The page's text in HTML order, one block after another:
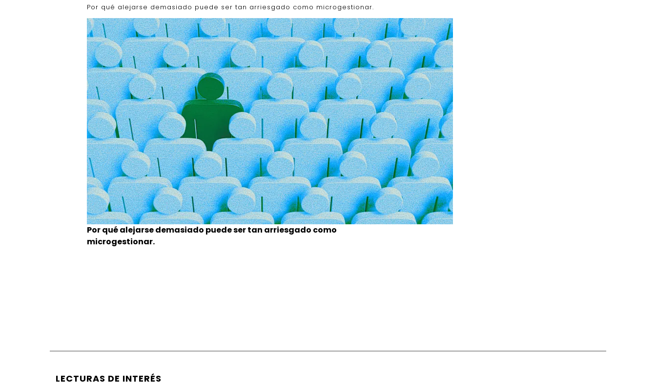
Por qué alejarse demasiado puede ser tan arriesgado como microgestionar.
Por qué alejarse demasiado puede ser tan arriesgado como
microgestionar.
LECTURAS DE INTERÉS